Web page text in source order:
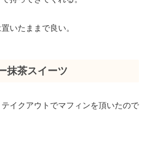
いたままで良い。
抹茶スイーツ
イクアウトでマフィンを頂いたので